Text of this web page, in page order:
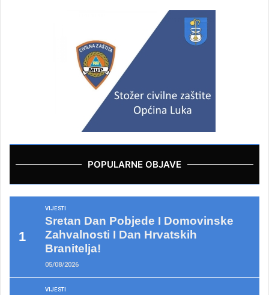
POPULARNE OBJAVE
VIJESTI
Sretan Dan Pobjede I Domovinske
Zahvalnosti I Dan Hrvatskih
Branitelja!
05/08/2026
VIJESTI